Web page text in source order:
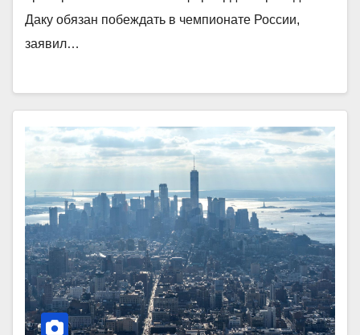
Даку обязан побеждать в чемпионате России,
заявил…